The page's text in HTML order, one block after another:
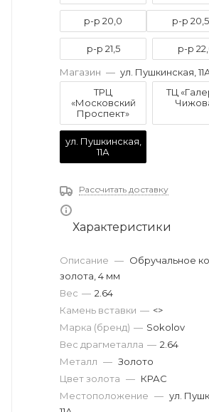
р-р 20,0 р-р 20,5
р-р 21,5 р-р
р-р 22,5 р-р
р-р 23,5
Магазин — ул. Пушкинская,
ТРЦ
«Московский
Проспект»
ТЦ
ул. Пушкинская,
11А
Рассчитать доставку
Характеристики
Описание — Обручальное
золота, 4 мм
Вес драгметалла — 2.64
Марка (бренд) — Sokolov
Вес — 2.64
Камень вставки — <>
Металл — Золото
Цвет золота — КРАС
Местоположение — ул.